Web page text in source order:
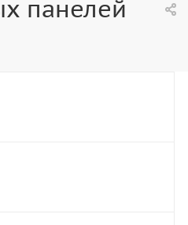
панелей